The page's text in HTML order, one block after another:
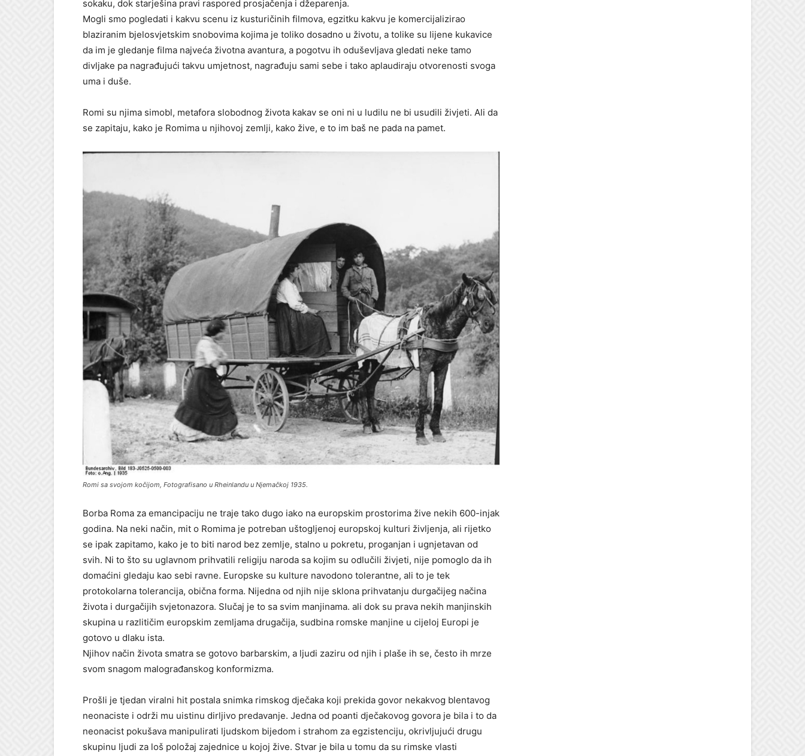
sokaku, dok starješina pravi raspored prosjačenja i džeparenja.
Mogli smo pogledati i kakvu scenu iz kusturičinih filmova, egzitku kakvu je komercijalizirao
blaziranim bjelosvjetskim snobovima kojima je toliko dosadno u životu, a tolike su lijene kukavice
da im je gledanje filma najveća životna avantura, a pogotvu ih oduševljava gledati neke tamo
divljake pa nagrađujući takvu umjetnost, nagrađuju sami sebe i tako aplaudiraju otvorenosti svoga
uma i duše.
Romi su njima simobl, metafora slobodnog života kakav se oni ni u ludilu ne bi usudili živjeti. Ali da
se zapitaju, kako je Romima u njihovoj zemlji, kako žive, e to im baš ne pada na pamet.
Romi sa svojom kočijom, Fotografisano u Rheinlandu u Njemačkoj 1935.
Borba Roma za emancipaciju ne traje tako dugo iako na europskim prostorima žive nekih 600-injak
godina. Na neki način, mit o Romima je potreban uštogljenoj europskoj kulturi življenja, ali rijetko
se ipak zapitamo, kako je to biti narod bez zemlje, stalno u pokretu, proganjan i ugnjetavan od
svih. Ni to što su uglavnom prihvatili religiju naroda sa kojim su odlučili živjeti, nije pomoglo da ih
domaćini gledaju kao sebi ravne. Europske su kulture navodono tolerantne, ali to je tek
protokolarna tolerancija, obična forma. Nijedna od njih nije sklona prihvatanju durgačijeg načina
života i durgačijih svjetonazora. Slučaj je to sa svim manjinama. ali dok su prava nekih manjinskih
skupina u razlitičim europskim zemljama drugačija, sudbina romske manjine u cijeloj Europi je
gotovo u dlaku ista.
Njihov način života smatra se gotovo barbarskim, a ljudi zaziru od njih i plaše ih se, često ih mrze
svom snagom malograđanskog konformizma.
Prošli je tjedan viralni hit postala snimka rimskog dječaka koji prekida govor nekakvog blentavog
neonaciste i održi mu uistinu dirljivo predavanje. Jedna od poanti dječakovog govora je bila i to da
neonacist pokušava manipulirati ljudskom bijedom i strahom za egzistenciju, okrivljujući drugu
skupinu ljudi za loš položaj zajednice u kojoj žive. Stvar je bila u tomu da su rimske vlasti